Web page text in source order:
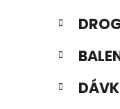
P
s
r
Přeskočit
K
a
e
o